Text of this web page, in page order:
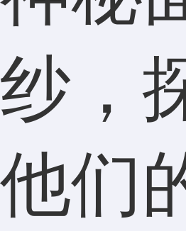
纱，
他们